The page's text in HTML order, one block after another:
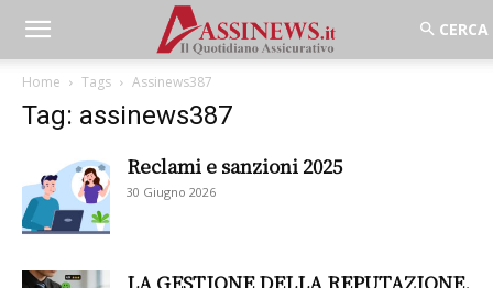
Home Tags Assinews387
Tag: assinews387
Reclami e sanzioni 2025
30 Giugno 2026
LA GESTIONE DELLA REPUTAZIONE.